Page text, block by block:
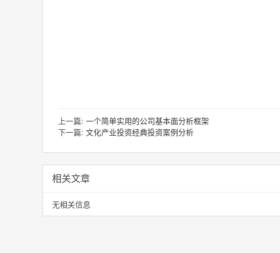
上一篇: 一个简单实用的公司基本面分析框架
下一篇: 文化产业投资经典投资案例分析
相关文章
无相关信息